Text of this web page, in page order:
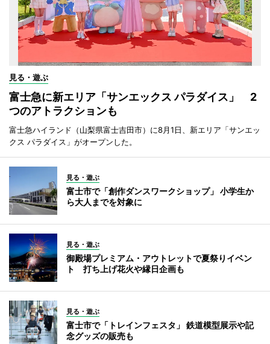
見る・遊ぶ
富士急に新エリア「サンエックス パラダイス」 2
つのアトラクションも
富士急ハイランド（山梨県富士吉田市）に8月1日、新エリア「サンエッ
クス パラダイス」がオープンした。
見る・遊ぶ
富士市で「創作ダンスワークショップ」 小学生か
ら大人までを対象に
見る・遊ぶ
御殿場プレミアム・アウトレットで夏祭りイベン
ト 打ち上げ花火や縁日企画も
見る・遊ぶ
富士市で「トレインフェスタ」 鉄道模型展示や記
念グッズの販売も